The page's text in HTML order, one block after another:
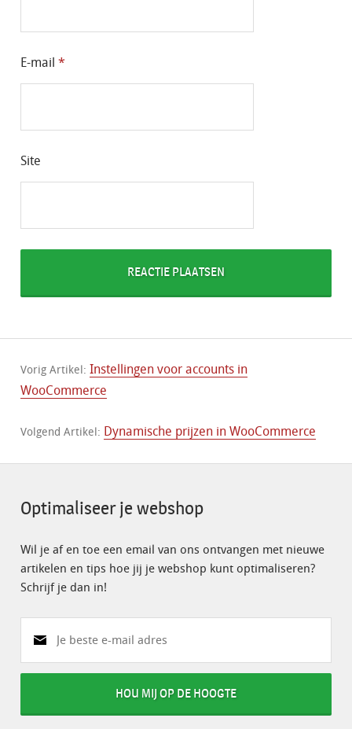
E-mail *
Site
Vorig Artikel: Instellingen voor accounts in
WooCommerce
Volgend Artikel: Dynamische prijzen in WooCommerce
Optimaliseer je webshop
Wil je af en toe een email van ons ontvangen met nieuwe
artikelen en tips hoe jij je webshop kunt optimaliseren?
Schrijf je dan in!
HOU MIJ OP DE HOOGTE